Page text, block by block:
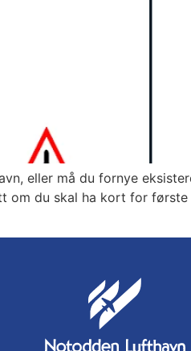
eller må du fornye
du skal ha kort for